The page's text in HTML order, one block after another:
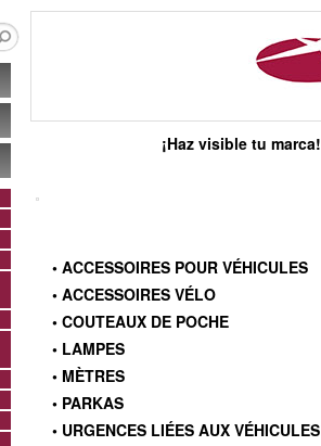
¡Haz visible tu marca!
• ACCESSOIRES POUR VÉHICULES
• ACCESSOIRES VÉLO
• COUTEAUX DE POCHE
• LAMPES
• MÈTRES
• PARKAS
• URGENCES LIÉES AUX VÉHICULES